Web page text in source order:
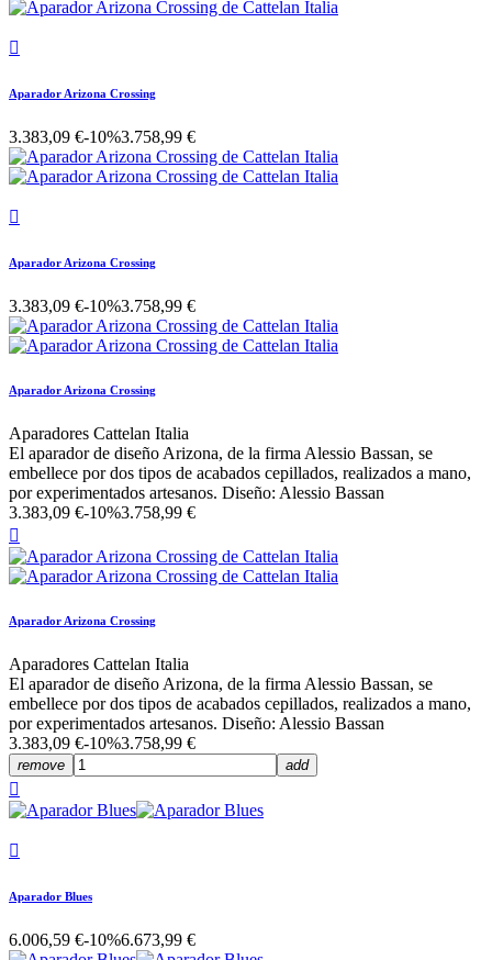

Aparador Arizona Crossing
3.383,09 €-10%3.758,99 €

Aparador Arizona Crossing
3.383,09 €-10%3.758,99 €
Aparador Arizona Crossing
Aparadores Cattelan Italia
El aparador de diseño Arizona, de la firma Alessio Bassan, se
embellece por dos tipos de acabados cepillados, realizados a mano,
por experimentados artesanos. Diseño: Alessio Bassan
3.383,09 €-10%3.758,99 €

Aparador Arizona Crossing
Aparadores Cattelan Italia
El aparador de diseño Arizona, de la firma Alessio Bassan, se
embellece por dos tipos de acabados cepillados, realizados a mano,
por experimentados artesanos. Diseño: Alessio Bassan
3.383,09 €-10%3.758,99 €
remove add


Aparador Blues
6.006,59 €-10%6.673,99 €